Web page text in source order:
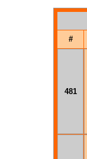
#
481